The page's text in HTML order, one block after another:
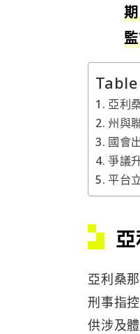
亞利
州與
國會
爭議
平台
亞利桑
刑事指
供涉及